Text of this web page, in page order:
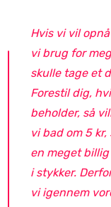
Hvis vi vil
vi brug for
skulle tage et
Forestil dig,
beholder, så
vi bad om 5
en meget
i stykker.
vi igennem